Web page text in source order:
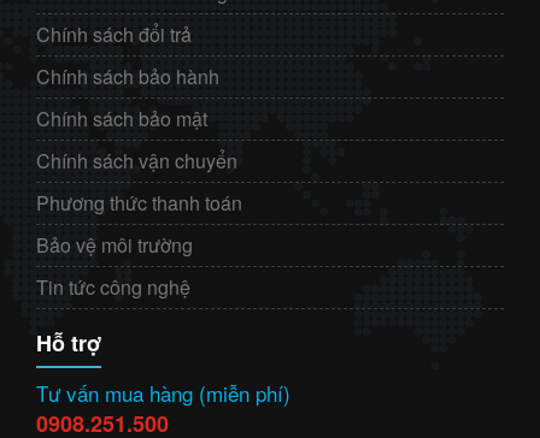
Chính sách đổi trả
Chính sách bảo hành
Chính sách bảo mật
Chính sách vận chuyển
Phương thức thanh toán
Bảo vệ môi trường
Tin tức công nghệ
Hỗ trợ
Tư vấn mua hàng (miễn phí)
0908.251.500